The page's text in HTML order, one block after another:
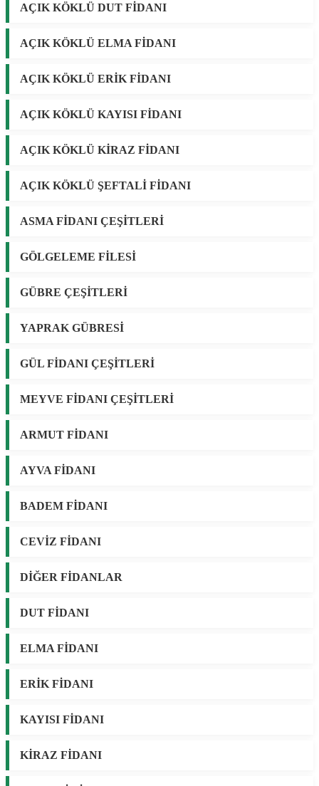
AÇIK KÖKLÜ DUT FİDANI
AÇIK KÖKLÜ ELMA FİDANI
AÇIK KÖKLÜ ERİK FİDANI
AÇIK KÖKLÜ KAYISI FİDANI
AÇIK KÖKLÜ KİRAZ FİDANI
AÇIK KÖKLÜ ŞEFTALİ FİDANI
ASMA FİDANI ÇEŞİTLERİ
GÖLGELEME FİLESİ
GÜBRE ÇEŞİTLERİ
YAPRAK GÜBRESİ
GÜL FİDANI ÇEŞİTLERİ
MEYVE FİDANI ÇEŞİTLERİ
ARMUT FİDANI
AYVA FİDANI
BADEM FİDANI
CEVİZ FİDANI
DİĞER FİDANLAR
DUT FİDANI
ELMA FİDANI
ERİK FİDANI
KAYISI FİDANI
KİRAZ FİDANI